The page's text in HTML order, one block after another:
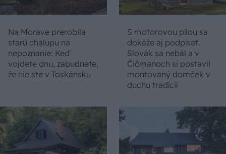
Na Morave prerobila
starú chalupu na
nepoznanie: Keď
vojdete dnu, zabudnete,
že nie ste v Toskánsku
S motorovou pílou sa
dokáže aj podpísať.
Slovák sa nebál a v
Čičmanoch si postavil
montovaný domček v
duchu tradícií